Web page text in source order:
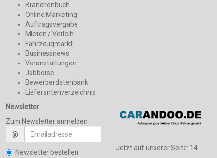
Branchenbuch
Online Marketing
Auftragsvergabe
Mieten / Verleih
Fahrzeugmarkt
Businessnews
Veranstaltungen
Jobbörse
Bewerberdatenbank
Lieferantenverzeichnis
Newsletter
Zum Newsletter anmelden
@
Newsletter bestellen
Jetzt auf unserer Seite: 14